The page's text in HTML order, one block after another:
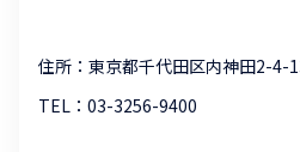
住所：東京都千代田区内神田2-
TEL：03-3256-9400